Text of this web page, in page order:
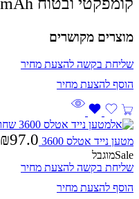
מוצרים מקושרים
שליחת בקשה להצעת מחיר
מטען נייד אטלס 3600 ₪97.0
Saleמוגבל
שליחת בקשה להצעת מחיר